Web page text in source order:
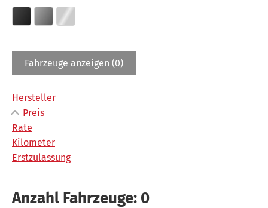
Fahrzeuge anzeigen (0)
Hersteller
Preis
Rate
Kilometer
Erstzulassung
Anzahl Fahrzeuge: 0